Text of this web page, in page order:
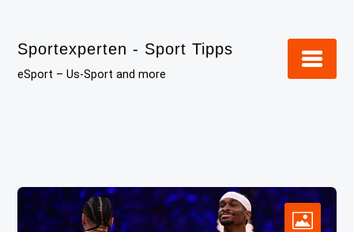
content
Sportexperten - Sport Tipps
eSport – Us-Sport and more